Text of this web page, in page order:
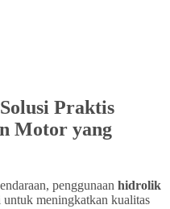
Praktis
Motor yang
penggunaan hidrolik
untuk meningkatkan kualitas